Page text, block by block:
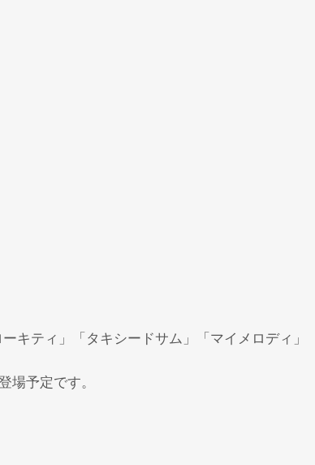
キティ」「タキシードサム」「マイメロディ」
場予定です。